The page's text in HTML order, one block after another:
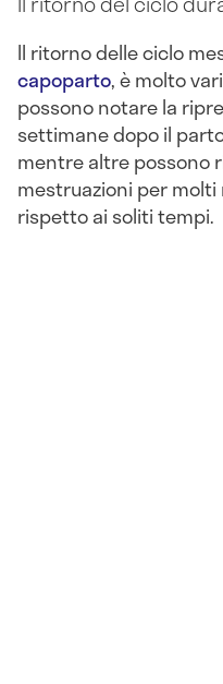
Il ritorno delle ciclo
capoparto, è molto
possono notare la
settimane dopo il
mentre altre possono
mestruazioni per
rispetto ai soliti tempi.